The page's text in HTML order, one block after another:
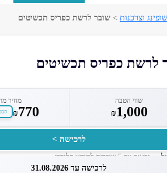
שופינג וצרכנות > שובר לרשת כפריס תכשיטים
לרשת כפריס תכשיטים
שווי הטבה
₪ 1,000
מחיר
₪770
לרכישה >
— זכאות עד 5 שוברים לחודש קלנדרי
לרכישה עד 31.08.2026